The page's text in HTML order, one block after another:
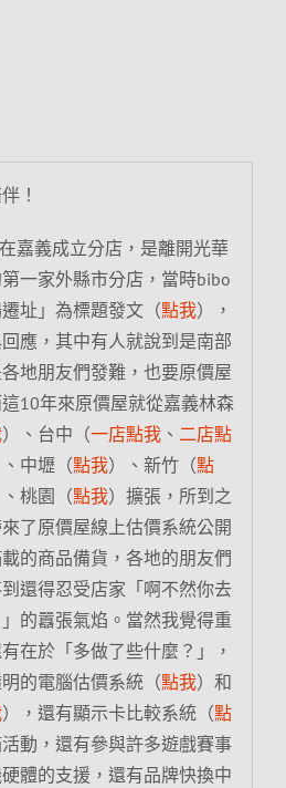
！
嘉義成立分店，是離開光華
一家外縣市分店，當時bibo
址」為標題發文（點我），
應，其中有人就說到是南部
地朋友們發難，也要原價屋
10年來原價屋就從嘉義林森
）、台中（一店點我、 二店點
中壢（點我）、新竹（點
桃園（點我）擴張，所到之
了原價屋線上估價系統公開
的商品備貨，各地的朋友們
還得忍受店家「啊不然你去
的囂張氣焰。當然我覺得重
在於「多做了些什麼？」，
的電腦估價系統（點我）和
），還有顯示卡比較系統（點
動，還有參與許多遊戲賽事
體的支援，還有品牌快換中